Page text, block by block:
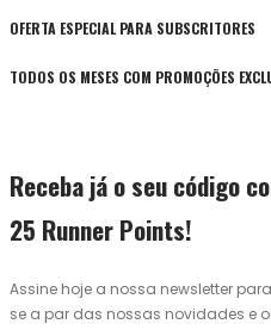
OFERTA ESPECIAL PARA SUBSCRITORES
TODOS OS MESES COM PROMOÇÕES
Receba já o seu código
25 Runner Points!
Assine hoje a nossa newsletter
se a par das nossas novidades e